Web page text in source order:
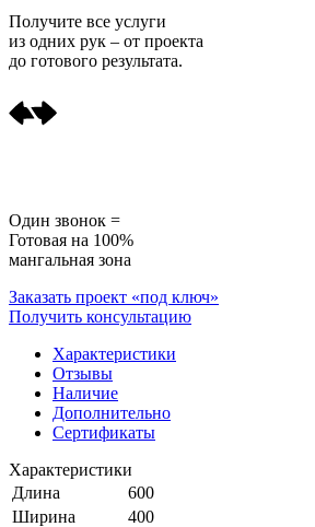
Получите все услуги
из одних рук – от проекта
до готового результата.
Один звонок =
Готовая на 100%
мангальная зона
Заказать проект «под ключ»
Получить консультацию
Характеристики
Отзывы
Наличие
Дополнительно
Сертификаты
Характеристики
Длина
600
Ширина
400